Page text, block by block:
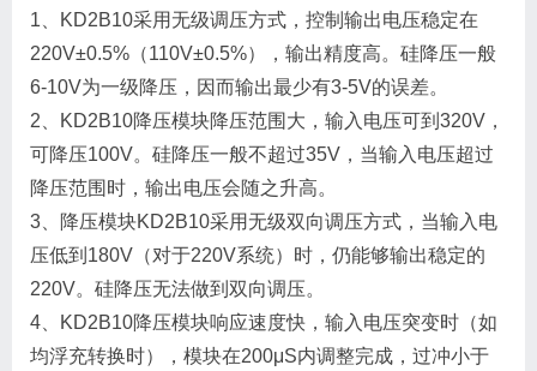
1、KD2B10采用无级调压方式，控制输出电压稳定在
220V±0.5%（110V±0.5%），输出精度高。硅降压一般
6-10V为一级降压，因而输出最少有3-5V的误差。
2、KD2B10降压模块降压范围大，输入电压可到320V，
可降压100V。硅降压一般不超过35V，当输入电压超过
降压范围时，输出电压会随之升高。
3、降压模块KD2B10采用无级双向调压方式，当输入电
压低到180V（对于220V系统）时，仍能够输出稳定的
220V。硅降压无法做到双向调压。
4、KD2B10降压模块响应速度快，输入电压突变时（如
均浮充转换时），模块在200μS内调整完成，过冲小于